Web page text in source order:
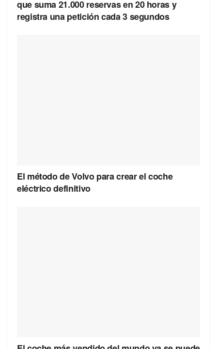
que suma 21.000 reservas en 20 horas y
registra una petición cada 3 segundos
El método de Volvo para crear el coche
eléctrico definitivo